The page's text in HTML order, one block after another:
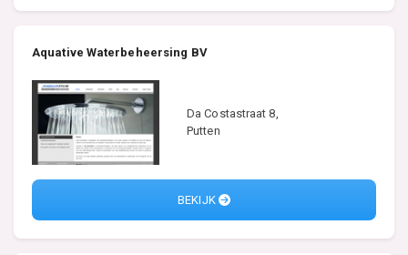
Aquative Waterbeheersing BV
Da Costastraat 8,
Putten
BEKIJK